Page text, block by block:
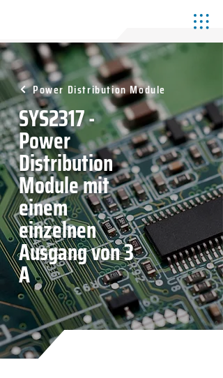
Power Distribution Module
SYS2317 -
Power
Distribution
Module mit
einem
einzelnen
Ausgang von 3
A